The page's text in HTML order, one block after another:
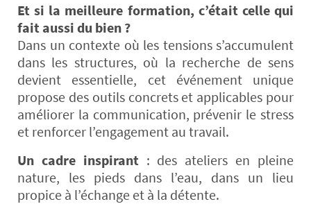
Et si la meilleure formation, c’était celle qui
fait aussi du bien ?
Dans un contexte où les tensions s’accumulent
dans les structures, où la recherche de sens
devient essentielle, cet événement unique
propose des outils concrets et applicables pour
améliorer la communication, prévenir le stress
et renforcer l’engagement au travail.
Un cadre inspirant : des ateliers en pleine
nature, les pieds dans l’eau, dans un lieu
propice à l’échange et à la détente.